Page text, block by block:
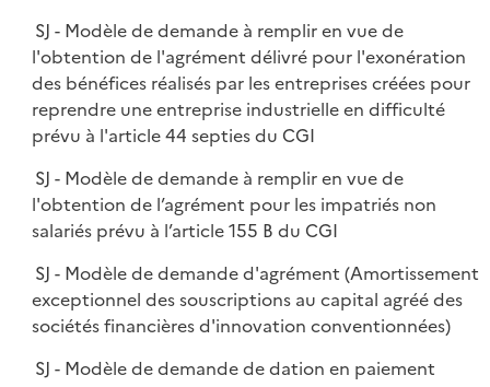
SJ - Modèle de demande à remplir en vue de
l'obtention de l'agrément délivré pour l'exonération
des bénéfices réalisés par les entreprises créées pour
reprendre une entreprise industrielle en difficulté
prévu à l'article 44 septies du CGI
SJ - Modèle de demande à remplir en vue de
l'obtention de l’agrément pour les impatriés non
salariés prévu à l’article 155 B du CGI
SJ - Modèle de demande d'agrément (Amortissement
exceptionnel des souscriptions au capital agréé des
sociétés financières d'innovation conventionnées)
SJ - Modèle de demande de dation en paiement